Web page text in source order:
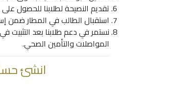
تقديم النصيحة لطلابنا للحصول
استقبال الطالب في المطار ضمن
نستمر في دعم طلابنا بعد
المواصلات والتأمين الصحي.
انشئ